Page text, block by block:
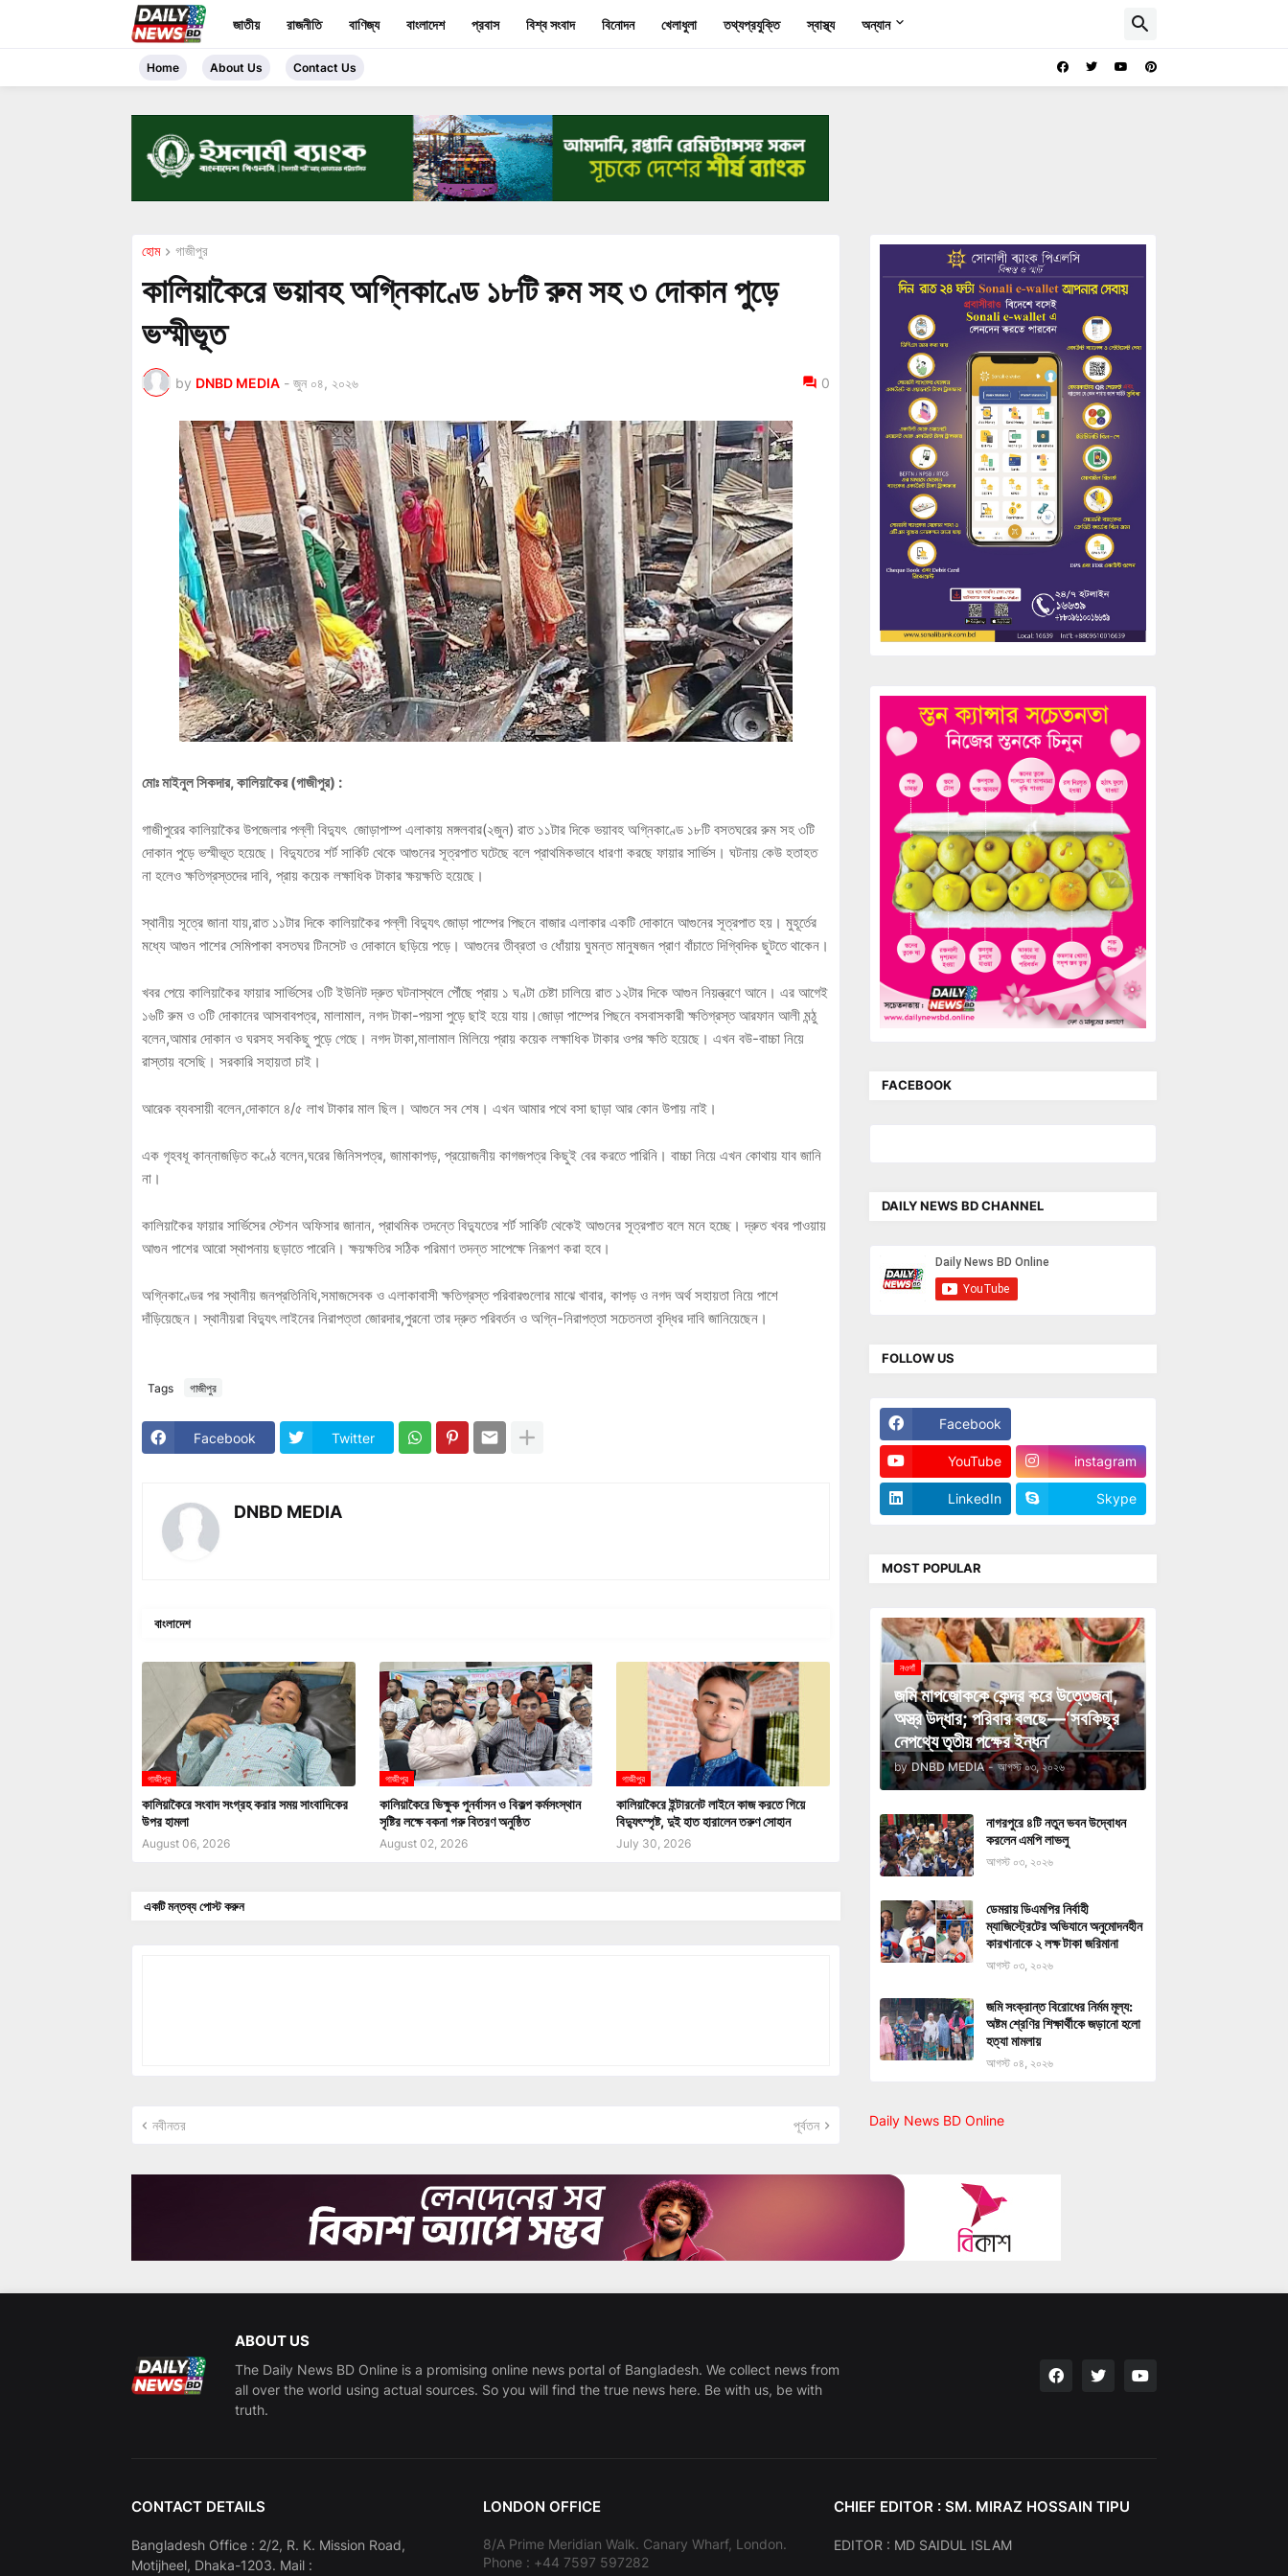
জাতীয় রাজনীতি বাণিজ্য বাংলাদেশ প্রবাস বিশ্ব সংবাদ বিনোদন খেলাধুলা তথ্যপ্রযুক্তি স্বাস্থ্য অন্যান
Home About Us Contact Us
হোম গাজীপুর
কালিয়াকৈরে ভয়াবহ অগ্নিকাণ্ডে ১৮টি রুম সহ ৩ দোকান পুড়ে
ভস্মীভূত
by DNBD MEDIA - জুন ০৪, ২০২৬ 0
মোঃ মাইনুল সিকদার, কালিয়াকৈর (গাজীপুর) :
গাজীপুরের কালিয়াকৈর উপজেলার পল্লী বিদ্যুৎ জোড়াপাম্প এলাকায় মঙ্গলবার(২জুন) রাত ১১টার দিকে ভয়াবহ অগ্নিকাণ্ডে ১৮টি বসতঘরের রুম সহ ৩টি
দোকান পুড়ে ভস্মীভূত হয়েছে। বিদ্যুতের শর্ট সার্কিট থেকে আগুনের সূত্রপাত ঘটেছে বলে প্রাথমিকভাবে ধারণা করছে ফায়ার সার্ভিস। ঘটনায় কেউ হতাহত
না হলেও ক্ষতিগ্রস্তদের দাবি, প্রায় কয়েক লক্ষাধিক টাকার ক্ষয়ক্ষতি হয়েছে।
স্থানীয় সূত্রে জানা যায়,রাত ১১টার দিকে কালিয়াকৈর পল্লী বিদ্যুৎ জোড়া পাম্পের পিছনে বাজার এলাকার একটি দোকানে আগুনের সূত্রপাত হয়। মুহূর্তের
মধ্যে আগুন পাশের সেমিপাকা বসতঘর টিনসেট ও দোকানে ছড়িয়ে পড়ে। আগুনের তীব্রতা ও ধোঁয়ায় ঘুমন্ত মানুষজন প্রাণ বাঁচাতে দিগ্বিদিক ছুটতে থাকেন।
খবর পেয়ে কালিয়াকৈর ফায়ার সার্ভিসের ৩টি ইউনিট দ্রুত ঘটনাস্থলে পৌঁছে প্রায় ১ ঘণ্টা চেষ্টা চালিয়ে রাত ১২টার দিকে আগুন নিয়ন্ত্রণে আনে। এর আগেই
১৬টি রুম ও ৩টি দোকানের আসবাবপত্র, মালামাল, নগদ টাকা-পয়সা পুড়ে ছাই হয়ে যায়।জোড়া পাম্পের পিছনে বসবাসকারী ক্ষতিগ্রস্ত আরফান আলী মন্ঠু
বলেন,আমার দোকান ও ঘরসহ সবকিছু পুড়ে গেছে। নগদ টাকা,মালামাল মিলিয়ে প্রায় কয়েক লক্ষাধিক টাকার ওপর ক্ষতি হয়েছে। এখন বউ-বাচ্চা নিয়ে
রাস্তায় বসেছি। সরকারি সহায়তা চাই।
আরেক ব্যবসায়ী বলেন,দোকানে ৪/৫ লাখ টাকার মাল ছিল। আগুনে সব শেষ। এখন আমার পথে বসা ছাড়া আর কোন উপায় নাই।
এক গৃহবধূ কান্নাজড়িত কণ্ঠে বলেন,ঘরের জিনিসপত্র, জামাকাপড়, প্রয়োজনীয় কাগজপত্র কিছুই বের করতে পারিনি। বাচ্চা নিয়ে এখন কোথায় যাব জানি
না।
কালিয়াকৈর ফায়ার সার্ভিসের স্টেশন অফিসার জানান, প্রাথমিক তদন্তে বিদ্যুতের শর্ট সার্কিট থেকেই আগুনের সূত্রপাত বলে মনে হচ্ছে। দ্রুত খবর পাওয়ায়
আগুন পাশের আরো স্থাপনায় ছড়াতে পারেনি। ক্ষয়ক্ষতির সঠিক পরিমাণ তদন্ত সাপেক্ষে নিরূপণ করা হবে।
অগ্নিকাণ্ডের পর স্থানীয় জনপ্রতিনিধি,সমাজসেবক ও এলাকাবাসী ক্ষতিগ্রস্ত পরিবারগুলোর মাঝে খাবার, কাপড় ও নগদ অর্থ সহায়তা নিয়ে পাশে
দাঁড়িয়েছেন। স্থানীয়রা বিদ্যুৎ লাইনের নিরাপত্তা জোরদার,পুরনো তার দ্রুত পরিবর্তন ও অগ্নি-নিরাপত্তা সচেতনতা বৃদ্ধির দাবি জানিয়েছেন।
Tags গাজীপুর
Facebook Twitter
DNBD MEDIA
বাংলাদেশ
গাজীপুর
কালিয়াকৈরে সংবাদ সংগ্রহ করার সময় সাংবাদিকের
উপর হামলা
August 06, 2026
গাজীপুর
কালিয়াকৈরে ভিক্ষুক পুনর্বাসন ও বিকল্প কর্মসংস্থান
সৃষ্টির লক্ষে বকনা গরু বিতরণ অনুষ্ঠিত
August 02, 2026
গাজীপুর
কালিয়াকৈরে ইন্টারনেট লাইনে কাজ করতে গিয়ে
বিদ্যুৎস্পৃষ্ট, দুই হাত হারালেন তরুণ সোহান
July 30, 2026
একটি মন্তব্য পোস্ট করুন
নবীনতর পূর্বতন
FACEBOOK
DAILY NEWS BD CHANNEL
FOLLOW US
Facebook
YouTube instagram
LinkedIn Skype
MOST POPULAR
নওগাঁ
জমি মাপজোককে কেন্দ্র করে উত্তেজনা,
অস্ত্র উদ্ধার; পরিবার বলছে—‘সবকিছুর
নেপথ্যে তৃতীয় পক্ষের ইন্ধন’
by DNBD MEDIA - আগস্ট ০৩, ২০২৬
নাগরপুরে ৪টি নতুন ভবন উদ্বোধন
করলেন এমপি লাভলু
আগস্ট ০৩, ২০২৬
ডেমরায় ডিএমপির নির্বাহী
ম্যাজিস্ট্রেটের অভিযানে অনুমোদনহীন
কারখানাকে ২ লক্ষ টাকা জরিমানা
আগস্ট ০৩, ২০২৬
জমি সংক্রান্ত বিরোধের নির্মম মূল্য:
অষ্টম শ্রেণির শিক্ষার্থীকে জড়ানো হলো
হত্যা মামলায়
আগস্ট ০৪, ২০২৬
Daily News BD Online
ABOUT US
The Daily News BD Online is a promising online news portal of Bangladesh. We collect news from
all over the world using actual sources. So you will find the true news here. Be with us, be with
truth.
CONTACT DETAILS
Bangladesh Office : 2/2, R. K. Mission Road,
Motijheel, Dhaka-1203. Mail :
LONDON OFFICE
8/A Prime Meridian Walk. Canary Wharf, London.
Phone : +44 7597 597282
CHIEF EDITOR : SM. MIRAZ HOSSAIN TIPU
EDITOR : MD SAIDUL ISLAM